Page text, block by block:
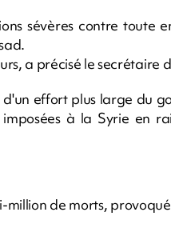
sévères contre toute
a précisé le secrétaire
d'un effort plus large du
à la Syrie en
de morts,